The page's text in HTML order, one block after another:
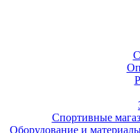
Спортивные
Оборудование и